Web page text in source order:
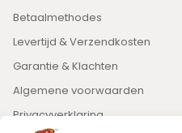
Betaalmethodes
Levertijd & Verzendkosten
Garantie & Klachten
Algemene voorwaarden
Privacyverklaring